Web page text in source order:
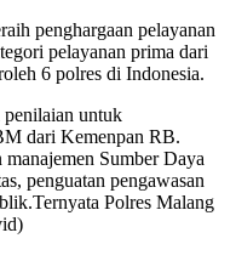
penghargaan pelayanan
pelayanan prima dari
6 polres di Indonesia.
penilaian untuk
dari Kemenpan RB.
Sumber Daya
penguatan pengawasan
Polres Malang